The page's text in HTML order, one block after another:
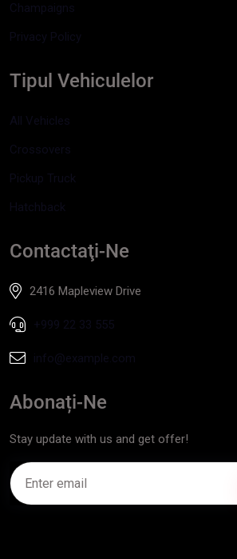
Champaigns
Privacy Policy
Tipul Vehiculelor
All Vehicles
Crossovers
Pickup Truck
Hatchback
Contactaţi-Ne
2416 Mapleview Drive
+999 22 33 555
info@example.com
Abonați-Ne
Stay update with us and get offer!